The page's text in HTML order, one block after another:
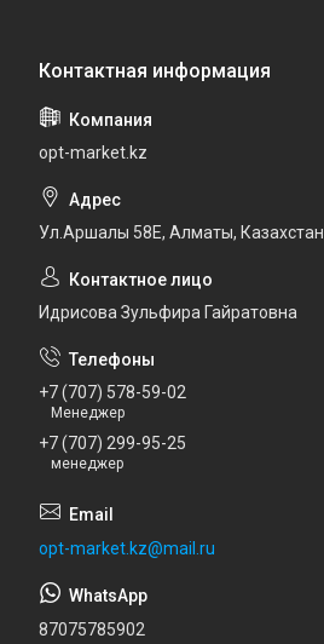
opt-market.kz
Ул.Аршалы 58Е, Алматы, Казахстан
Идрисова Зульфира Гайратовна
+7 (707) 578-59-02
Менеджер
+7 (707) 299-95-25
менеджер
opt-market.kz@mail.ru
87075785902